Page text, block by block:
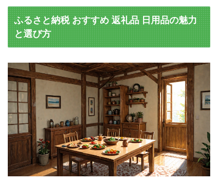
ふるさと納税 おすすめ 返礼品 日用品の魅力
と選び方